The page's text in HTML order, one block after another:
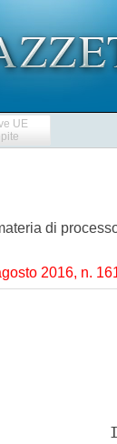
UE
di
2016, n.